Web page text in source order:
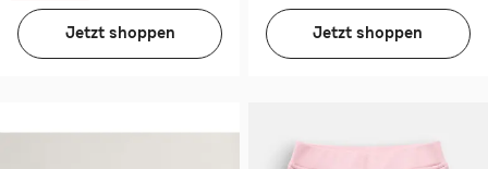
Jetzt shoppen Jetzt shoppen